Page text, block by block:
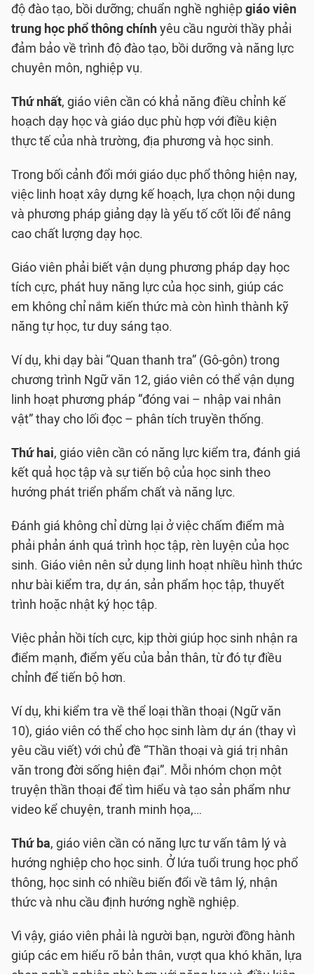
độ đào tạo, bồi dưỡng; chuẩn nghề nghiệpgiáo viên
trung học phổ thông chínhyêu cầu người thầy phải
đảm bảo về trình độ đào tạo, bồi dưỡng và năng lực
chuyên môn, nghiệp vụ.
Thứ nhất, giáo viên cần có khả năng điều chỉnh kế
hoạch dạy học và giáo dục phù hợp với điều kiện
thực tế của nhà trường, địa phương và học sinh.
Trong bối cảnh đổi mới giáo dục phổ thông hiện nay,
việc linh hoạt xây dựng kế hoạch, lựa chọn nội dung
và phương pháp giảng dạy là yếu tố cốt lõi để nâng
cao chất lượng dạy học.
Giáo viên phải biết vận dụng phương pháp dạy học
tích cực, phát huy năng lực của học sinh, giúp các
em không chỉ nắm kiến thức mà còn hình thành kỹ
năng tự học, tư duy sáng tạo.
Ví dụ, khi dạy bài “Quan thanh tra” (Gô-gôn) trong
chương trình Ngữ văn 12, giáo viên có thể vận dụng
linh hoạt phương pháp “đóng vai – nhập vai nhân
vật” thay cho lối đọc – phân tích truyền thống.
Thứ hai, giáo viên cần có năng lực kiểm tra, đánh giá
kết quả học tập và sự tiến bộ của học sinh theo
hướng phát triển phẩm chất và năng lực.
Đánh giá không chỉ dừng lại ở việc chấm điểm mà
phải phản ánh quá trình học tập, rèn luyện của học
sinh. Giáo viên nên sử dụng linh hoạt nhiều hình thức
như bài kiểm tra, dự án, sản phẩm học tập, thuyết
trình hoặc nhật ký học tập.
Việc phản hồi tích cực, kịp thời giúp học sinh nhận ra
điểm mạnh, điểm yếu của bản thân, từ đó tự điều
chỉnh để tiến bộ hơn.
Ví dụ, khi kiểm tra về thể loại thần thoại (Ngữ văn
10), giáo viên có thể cho học sinh làm dự án (thay vì
yêu cầu viết) với chủ đề “Thần thoại và giá trị nhân
văn trong đời sống hiện đại”. Mỗi nhóm chọn một
truyện thần thoại để tìm hiểu và tạo sản phẩm như
video kể chuyện, tranh minh họa,…
Thứ ba, giáo viên cần có năng lực tư vấn tâm lý và
hướng nghiệp cho học sinh. Ở lứa tuổi trung học phổ
thông, học sinh có nhiều biến đổi về tâm lý, nhận
thức và nhu cầu định hướng nghề nghiệp.
Vì vậy, giáo viên phải là người bạn, người đồng hành
giúp các em hiểu rõ bản thân, vượt qua khó khăn, lựa